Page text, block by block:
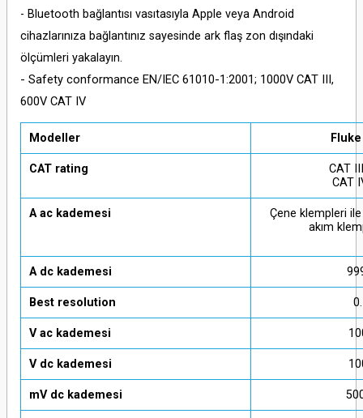
- Bluetooth bağlantısı vasıtasıyla Apple veya Android
cihazlarınıza bağlantınız sayesinde ark flaş zon dışındaki
ölçümleri yakalayın.
- Safety conformance EN/IEC 61010-1:2001; 1000V CAT III,
600V CAT IV
Modeller
CAT rating
CAT
CAT
A ac kademesi
Çene klempleri
akım
A dc kademesi
Best resolution
V ac kademesi
V dc kademesi
mV dc kademesi